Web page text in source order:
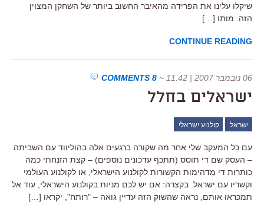
שיקלו עלינו את הפרידה מהאיבר החשוב ביותר של השחקן המצוין
הזה. מותו […]
CONTINUE READING
06 נובמבר 2007 | 11:42 ~
8 COMMENTS
ישראלים בחלל
ישראל קולנוע ישראלי
עם כל המעקב שלי אחר מה שקורה ברגעים אלה בהוליווד עם השביתה
– העסק שם די תוסס (תתכף עדכונים נוספים) – קצת הזנחתי כמה
כותרות די מדהימות הקשורות לקולנוע הישראלי, או לקולנוע העולמי
וקשריו עם ישראל. בקצרה: אם יש לכם מניות בקולנוע הישראלי, עוד אל
תמכראו אותם, נראה שהשוק הזה עדיין גואה – "רותח", יקראו […]